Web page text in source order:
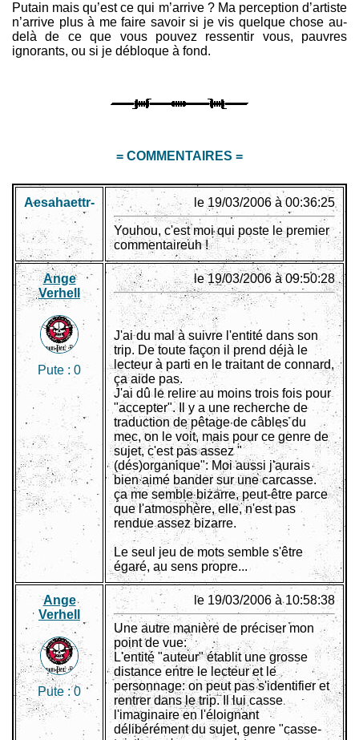
Putain mais qu’est ce qui m’arrive ? Ma perception d’artiste
n’arrive plus à me faire savoir si je vis quelque chose au-
delà de ce que vous pouvez ressentir vous, pauvres
ignorants, ou si je débloque à fond.
= COMMENTAIRES =
Aesahaettr- le 19/03/2006 à 00:36:25
Youhou, c'est moi qui poste le premier
commentaireuh !
Ange
Verhell
Pute : 0
le 19/03/2006 à 09:50:28
J'ai du mal à suivre l'entité dans son
trip. De toute façon il prend déjà le
lecteur à parti en le traitant de connard,
ça aide pas.
J'ai dû le relire au moins trois fois pour
"accepter". Il y a une recherche de
traduction de pêtage de câbles du
mec, on le voit, mais pour ce genre de
sujet, c'est pas assez "
(dés)organique": Moi aussi j'aurais
bien aimé bander sur une carcasse.
ça me semble bizarre, peut-être parce
que l'atmosphère, elle, n'est pas
rendue assez bizarre.
Le seul jeu de mots semble s'être
égaré, au sens propre...
Ange
Verhell
Pute :0
le 19/03/2006 à 10:58:38
Une autre manière de préciser mon
point de vue:
L'entité "auteur" établit une grosse
distance entre le lecteur et le
personnage: on peut pas s'identifier et
rentrer dans le trip. Il lui casse
l'imaginaire en l'éloignant
délibérément du sujet, genre "casse-